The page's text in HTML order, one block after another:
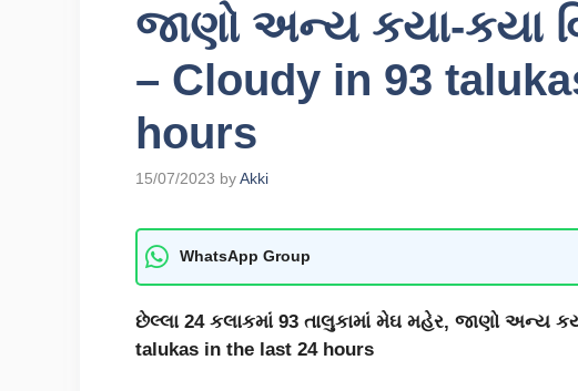
જાણો અન્ય કયા-કયા
– Cloudy in 93
hours
15/07/2023 byAkki
WhatsApp Group
છેલ્લા 24 કલાકમાં 93 તાલુકામાં મેઘ મહેર, જાણો અન્ય
talukas in the last 24 hours